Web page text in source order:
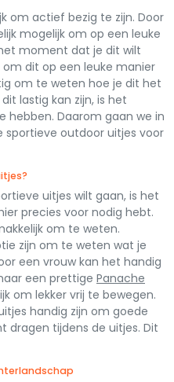
om actief bezig te zijn. Door
mogelijk om op een leuke
moment dat je dit wilt
dit op een leuke manier
om te weten hoe je dit het
lastig kan zijn, is het
hebben. Daarom gaan we in
sportieve outdoor uitjes voor
uitjes wilt gaan, is het
precies voor nodig hebt.
om te weten.
zijn om te weten wat je
een vrouw kan het handig
een prettige Panache
om lekker vrij te bewegen.
handig zijn om goede
dragen tijdens de uitjes. Dit